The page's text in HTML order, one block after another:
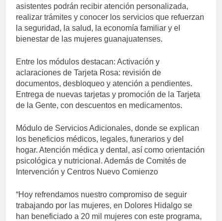
asistentes podrán recibir atención personalizada,
realizar trámites y conocer los servicios que refuerzan
la seguridad, la salud, la economía familiar y el
bienestar de las mujeres guanajuatenses.
Entre los módulos destacan: Activación y
aclaraciones de Tarjeta Rosa: revisión de
documentos, desbloqueo y atención a pendientes.
Entrega de nuevas tarjetas y promoción de la Tarjeta
de la Gente, con descuentos en medicamentos.
Módulo de Servicios Adicionales, donde se explican
los beneficios médicos, legales, funerarios y del
hogar. Atención médica y dental, así como orientación
psicológica y nutricional. Además de Comités de
Intervención y Centros Nuevo Comienzo
“Hoy refrendamos nuestro compromiso de seguir
trabajando por las mujeres, en Dolores Hidalgo se
han beneficiado a 20 mil mujeres con este programa,